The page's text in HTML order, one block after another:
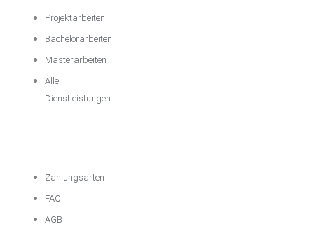
Projektarbeiten
Bachelorarbeiten
Masterarbeiten
Alle
Dienstleistungen
Zahlungsarten
FAQ
AGB